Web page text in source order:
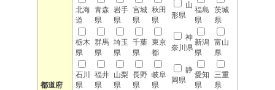
都道府
北海
道
青森
県
岩手
県
宮城
県
秋田
県
山
形県
福島
県
茨城
県
栃木
県
群馬
県
埼玉
県
千葉
県
東京
都
神
奈川県
新潟
県
富山
県
石川
県
福井
県
山梨
県
長野
県
岐阜
県
静
岡県
愛知
県
三重
県